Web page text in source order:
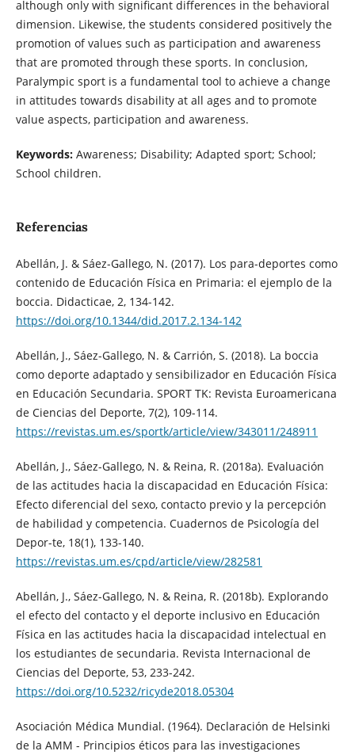
although only with significant differences in the behavioral
dimension. Likewise, the students considered positively the
promotion of values such as participation and awareness
that are promoted through these sports. In conclusion,
Paralympic sport is a fundamental tool to achieve a change
in attitudes towards disability at all ages and to promote
value aspects, participation and awareness.
Keywords: Awareness; Disability; Adapted sport; School;
School children.
Referencias
Abellán, J. & Sáez-Gallego, N. (2017). Los para-deportes como
contenido de Educación Física en Primaria: el ejemplo de la
boccia. Didacticae, 2, 134-142.
https://doi.org/10.1344/did.2017.2.134-142
Abellán, J., Sáez-Gallego, N. & Carrión, S. (2018). La boccia
como deporte adaptado y sensibilizador en Educación Física
en Educación Secundaria. SPORT TK: Revista Euroamericana
de Ciencias del Deporte, 7(2), 109-114.
https://revistas.um.es/sportk/article/view/343011/248911
Abellán, J., Sáez-Gallego, N. & Reina, R. (2018a). Evaluación
de las actitudes hacia la discapacidad en Educación Física:
Efecto diferencial del sexo, contacto previo y la percepción
de habilidad y competencia. Cuadernos de Psicología del
Depor-te, 18(1), 133-140.
https://revistas.um.es/cpd/article/view/282581
Abellán, J., Sáez-Gallego, N. & Reina, R. (2018b). Explorando
el efecto del contacto y el deporte inclusivo en Educación
Física en las actitudes hacia la discapacidad intelectual en
los estudiantes de secundaria. Revista Internacional de
Ciencias del Deporte, 53, 233-242.
https://doi.org/10.5232/ricyde2018.05304
Asociación Médica Mundial. (1964). Declaración de Helsinki
de la AMM - Principios éticos para las investigaciones